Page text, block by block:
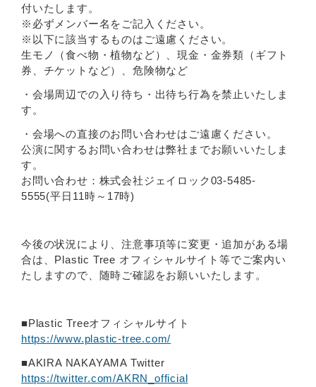
付いたします。
※必ずメンバー名をご記入ください。
※以下に該当するものはご遠慮ください。
生モノ（食べ物・植物など）、現金・金券類（ギフト
券、チケットなど）、危険物など
・会場周辺での入り待ち・出待ち行為を禁止いたしま
す。
・会場への直接のお問い合わせはご遠慮ください。
公演に関するお問い合わせは弊社までお願いいたしま
す。
お問い合わせ：株式会社ジェイロック03-5485-
5555(平日11時～17時)
今後の状況により、注意事項等に変更・追加がある場
合は、Plastic Tree オフィシャルサイト等でご案内い
たしますので、随時ご確認をお願いいたします。
■Plastic Treeオフィシャルサイト
https://www.plastic-tree.com/
■AKIRA NAKAYAMA Twitter
https://twitter.com/AKRN_official